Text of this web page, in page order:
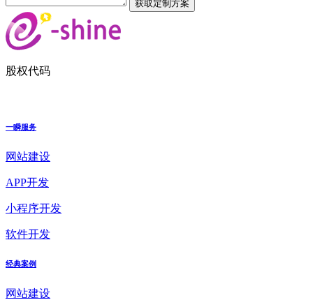
股权代码
一瞬服务
网站建设
APP开发
小程序开发
软件开发
经典案例
网站建设